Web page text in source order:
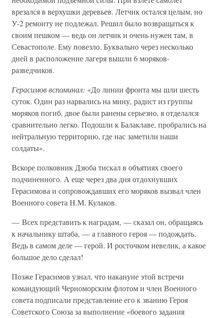
врезался в верхушки деревьев. Летчик остался целым, но
У-2 ремонту не подлежал. Решил было возвращаться к
своим пешком — ведь он летчик и очень нужен там, в
Севастополе. Ему повезло. Буквально через несколько
дней в расположение лагеря вышли 6 моряков-
разведчиков.
Герасимов вспоминал: «До линии фронта мы шли шесть
суток. Один раз нарвались на мину, радист из группы
моряков погиб, двое были ранены серьезно, я отделался
сравнительно легко. Подошли к Балаклаве, пробрались на
нейтральную территорию, где нас заметили наши
солдаты».
Вскоре полковник Дзюба тискал в объятиях своего
подчиненного. А еще через два дня отдохнувших
Герасимова и сопровождавших его моряков вызвал член
Военного совета Н.М. Кулаков.
— Всех представить к наградам, — сказал он, обращаясь
к начальнику штаба, — а главного героя — подождать.
Ведь в самом деле — герой. И росточком невелик, а какое
большое дело сделал!
Позже Герасимов узнал, что накануне этой встречи
командующий Черноморским флотом и член Военного
совета подписали представление его к званию Героя
Советского Союза за выполнение «боевого задания